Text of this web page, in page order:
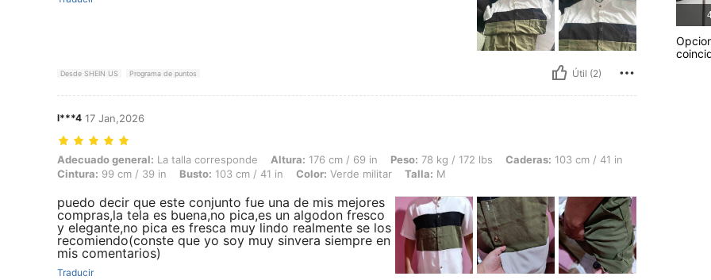
Desde SHEIN US Programa de puntos Útil (2)
l***4 17 Jan,2026
Adecuado general: La talla corresponde, Altura: 176 cm / 69 in, Peso: 78 kg / 172 lbs, Caderas: 103 cm / 41 in, Cintura: 99 cm / 39 in, Busto: 103 cm /
Adecuado general: La talla corresponde Altura: 176 cm / 69 in Peso: 78 kg / 172 lbs Caderas: 103 cm / 41 in
Cintura: 99 cm / 39 in Busto: 103 cm / 41 in Color: Verde militar Talla: M
puedo decir que este conjunto fue una de mis mejores
compras,la tela es buena,no pica,es un algodon fresco
y elegante,no pica es fresca muy lindo realmente se los
recomiendo(conste que yo soy muy sinvera siempre en
mis comentarios)
Traducir